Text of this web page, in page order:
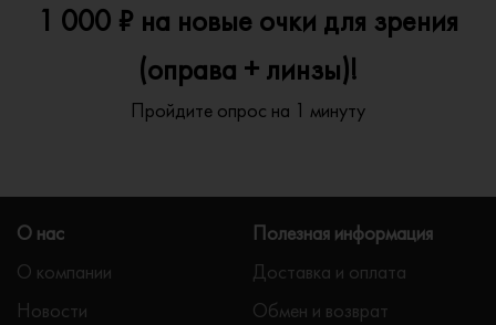
1 000 ₽ на новые очки для зрения
(оправа + линзы)!
Пройдите опрос на 1 минуту
О нас
О компании
Новости
Полезная информация
Доставка и оплата
Обмен и возврат